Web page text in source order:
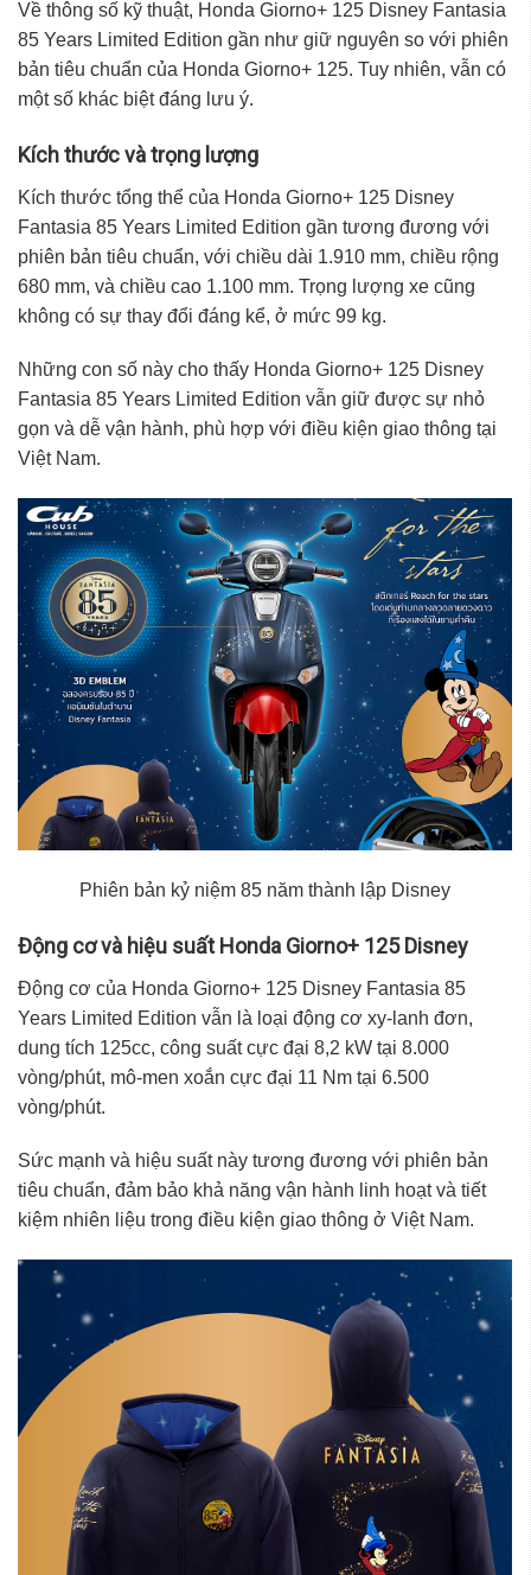
Về thông số kỹ thuật, Honda Giorno+ 125 Disney Fantasia
85 Years Limited Edition gần như giữ nguyên so với phiên
bản tiêu chuẩn của Honda Giorno+ 125. Tuy nhiên, vẫn có
một số khác biệt đáng lưu ý.
Kích thước và trọng lượng
Kích thước tổng thể của Honda Giorno+ 125 Disney
Fantasia 85 Years Limited Edition gần tương đương với
phiên bản tiêu chuẩn, với chiều dài 1.910 mm, chiều rộng
680 mm, và chiều cao 1.100 mm. Trọng lượng xe cũng
không có sự thay đổi đáng kể, ở mức 99 kg.
Những con số này cho thấy Honda Giorno+ 125 Disney
Fantasia 85 Years Limited Edition vẫn giữ được sự nhỏ
gọn và dễ vận hành, phù hợp với điều kiện giao thông tại
Việt Nam.
Phiên bản kỷ niệm 85 năm thành lập Disney
Động cơ và hiệu suất Honda Giorno+ 125 Disney
Động cơ của Honda Giorno+ 125 Disney Fantasia 85
Years Limited Edition vẫn là loại động cơ xy-lanh đơn,
dung tích 125cc, công suất cực đại 8,2 kW tại 8.000
vòng/phút, mô-men xoắn cực đại 11 Nm tại 6.500
vòng/phút.
Sức mạnh và hiệu suất này tương đương với phiên bản
tiêu chuẩn, đảm bảo khả năng vận hành linh hoạt và tiết
kiệm nhiên liệu trong điều kiện giao thông ở Việt Nam.